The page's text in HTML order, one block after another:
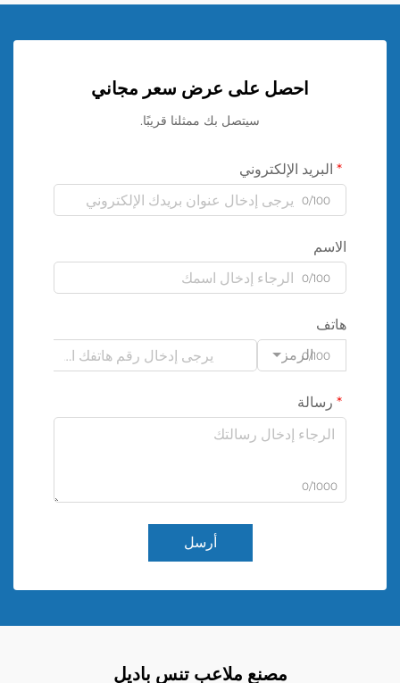
احصل على عرض سعر مجاني
سيتصل بك ممثلنا قريبًا.
البريد الإلكتروني
0/100
الاسم
0/100
هاتف
الرمز0/100
رسالة
0/1000
أرسل
مصنع ملاعب تنس باديل